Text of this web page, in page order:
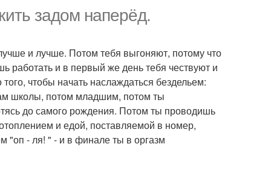
задом наперёд.
и лучше. Потом тебя выгоняют, потому что
работать и в первый же день тебя чествуют и
чтобы начать наслаждаться бездельем:
школы, потом младшим, потом ты
до самого рождения. Потом ты проводишь
и едой, поставляемой в номер,
"оп - ля! " - и в финале ты в оргазм